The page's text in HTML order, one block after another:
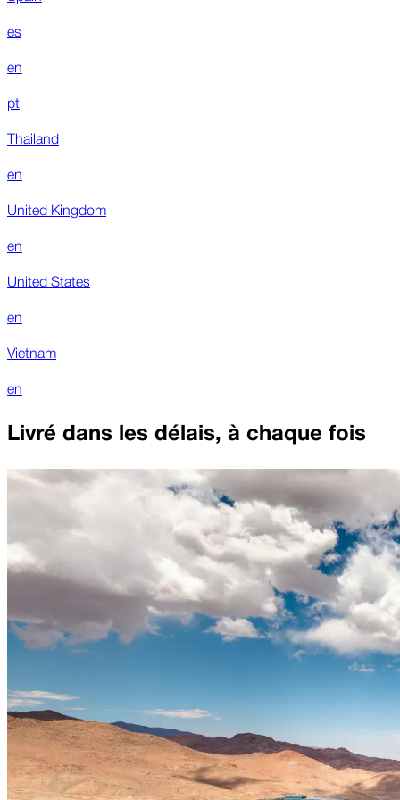
es
en
pt
Thailand
en
United Kingdom
en
United States
en
Vietnam
en
Livré dans les délais, à chaque fois